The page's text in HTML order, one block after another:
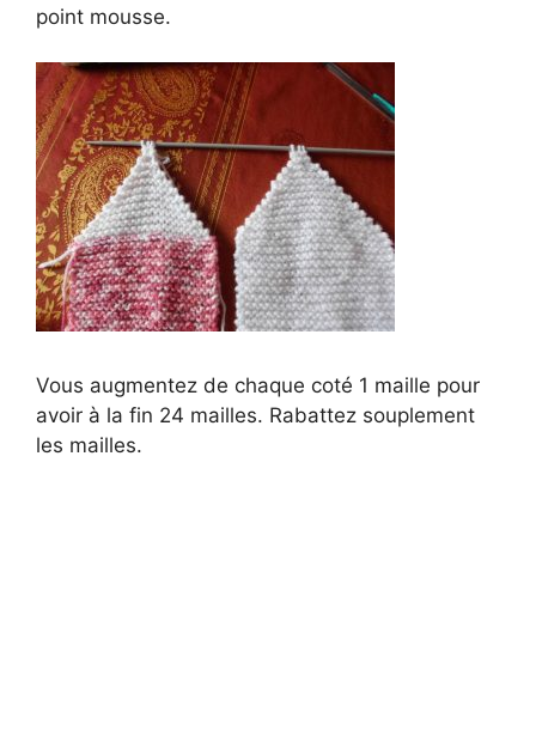
point mousse.
Vous augmentez de chaque coté 1 maille pour
avoir à la fin 24 mailles. Rabattez souplement
les mailles.